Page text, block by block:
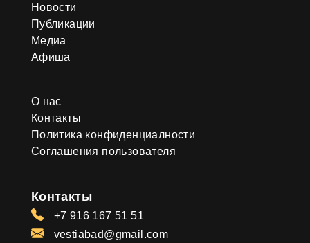
Новости
Публикации
Медиа
Афиша
О нас
Контакты
Политика конфиденциалности
Соглашения пользователя
Контакты
+7 916 167 51 51
vestiabad@gmail.com